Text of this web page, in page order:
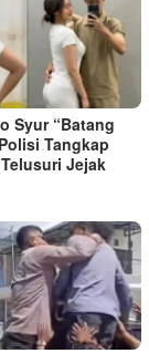
Syur “Batang
Tangkap
Jejak